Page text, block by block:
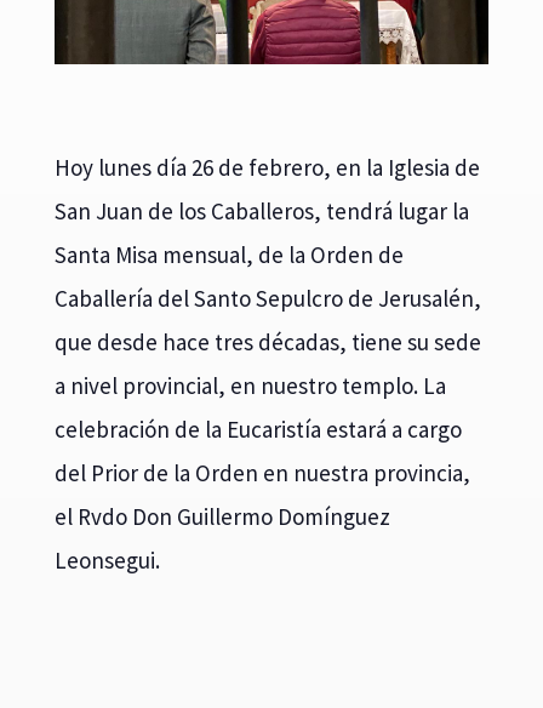
Hoy lunes día 26 de febrero, en la Iglesia de
San Juan de los Caballeros, tendrá lugar la
Santa Misa mensual, de la Orden de
Caballería del Santo Sepulcro de Jerusalén,
que desde hace tres décadas, tiene su sede
a nivel provincial, en nuestro templo. La
celebración de la Eucaristía estará a cargo
del Prior de la Orden en nuestra provincia,
el Rvdo Don Guillermo Domínguez
Leonsegui.